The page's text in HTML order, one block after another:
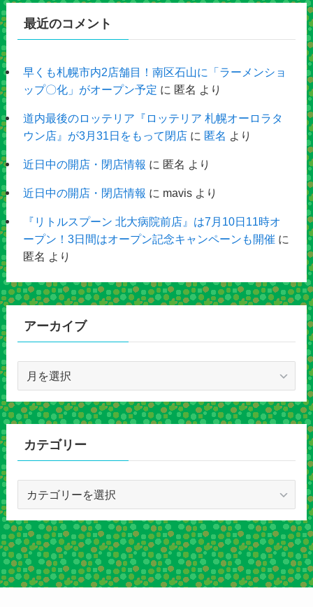
最近のコメント
早くも札幌市内2店舗目！南区石山に「ラーメンショ
ップ〇化」がオープン予定 に 匿名 より
道内最後のロッテリア『ロッテリア 札幌オーロラタ
ウン店』が3月31日をもって閉店に 匿名 より
近日中の開店・閉店情報 に 匿名 より
近日中の開店・閉店情報 に mavisより
『リトルスプーン 北大病院前店』は7月10日11時オ
ープン！3日間はオープン記念キャンペーンも開催 に
匿名 より
アーカイブ
カ
イ
カテゴリー
ゴ
リ
ー